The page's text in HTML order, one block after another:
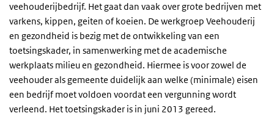
veehouderijbedrijf. Het gaat dan vaak over grote bedrijven met
varkens, kippen, geiten of koeien. De werkgroep Veehouderij
en gezondheid is bezig met de ontwikkeling van een
toetsingskader, in samenwerking met de academische
werkplaats milieu en gezondheid. Hiermee is voor zowel de
veehouder als gemeente duidelijk aan welke (minimale) eisen
een bedrijf moet voldoen voordat een vergunning wordt
verleend. Het toetsingskader is in juni 2013 gereed.